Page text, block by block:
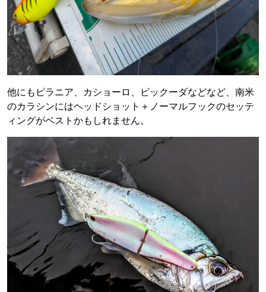
他にもピラニア、カショーロ、ビックーダなどなど、南米
のカラシンにはヘッドショット＋ノーマルフックのセッテ
ィングがベストかもしれません。